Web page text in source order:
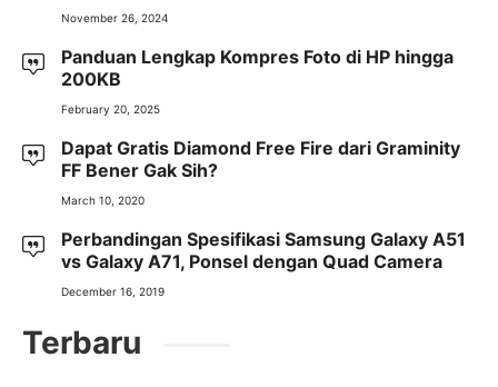
November 26, 2024
Panduan Lengkap Kompres Foto di HP hingga
200KB
February 20, 2025
Dapat Gratis Diamond Free Fire dari Graminity
FF Bener Gak Sih?
March 10, 2020
Perbandingan Spesifikasi Samsung Galaxy A51
vs Galaxy A71, Ponsel dengan Quad Camera
December 16, 2019
Terbaru